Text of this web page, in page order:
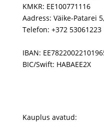
KMKR: EE100771116
Aadress: Väike-Patarei
Telefon: +372 53061223
IBAN:
BIC/Swift: HABAEE2X
Kauplus avatud: